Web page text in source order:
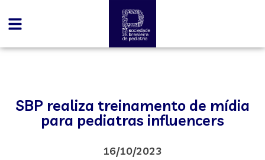
SBP realiza treinamento de mídia
para pediatras influencers
16/10/2023